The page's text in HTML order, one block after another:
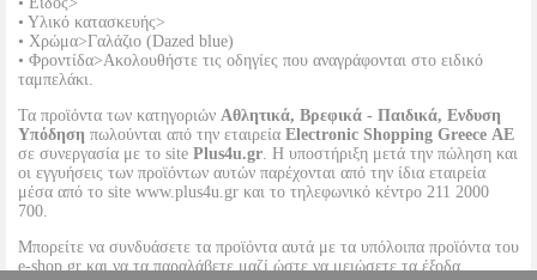
• Υλικό κατασκευής>
• Χρώμα>Γαλάζιο (Dazed blue)
• Φροντίδα>Ακολουθήστε τις οδηγίες που αναγράφονται στο ειδικό
ταμπελάκι.
Τα προϊόντα των κατηγοριών Αθλητικά, Βρεφικά - Παιδικά, Ενδυση
Υπόδηση πωλούνται από την εταιρεία Electronic Shopping Greece ΑΕ
σε συνεργασία με το site Plus4u.gr. Η υποστήριξη μετά την πώληση και
οι εγγυήσεις των προϊόντων αυτών παρέχονται από την ίδια εταιρεία
μέσα από το site www.plus4u.gr και το τηλεφωνικό κέντρο 211 2000
700.
Μπορείτε να συνδυάσετε τα προϊόντα αυτά με τα υπόλοιπα προϊόντα του
e-shop.gr και να τα παραλάβετε μαζί ώστε να μειώσετε τα έξοδα